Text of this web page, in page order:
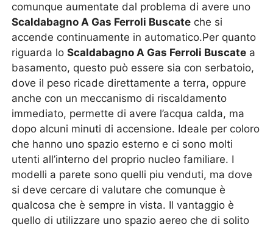
comunque aumentate dal problema di avere uno
Scaldabagno A Gas Ferroli Buscate che si
accende continuamente in automatico.Per quanto
riguarda loScaldabagno A Gas Ferroli Buscate a
basamento, questo può essere sia con serbatoio,
dove il peso ricade direttamente a terra, oppure
anche con un meccanismo di riscaldamento
immediato, permette di avere l’acqua calda, ma
dopo alcuni minuti di accensione. Ideale per coloro
che hanno uno spazio esterno e ci sono molti
utenti all’interno del proprio nucleo familiare. I
modelli a parete sono quelli piu venduti, ma dove
si deve cercare di valutare che comunque è
qualcosa che è sempre in vista. Il vantaggio è
quello di utilizzare uno spazio aereo che di solito